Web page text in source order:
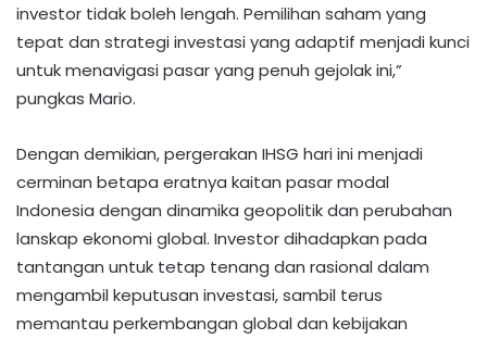
investor tidak boleh lengah. Pemilihan saham yang
tepat dan strategi investasi yang adaptif menjadi kunci
untuk menavigasi pasar yang penuh gejolak ini,”
pungkas Mario.
Dengan demikian, pergerakan IHSG hari ini menjadi
cerminan betapa eratnya kaitan pasar modal
Indonesia dengan dinamika geopolitik dan perubahan
lanskap ekonomi global. Investor dihadapkan pada
tantangan untuk tetap tenang dan rasional dalam
mengambil keputusan investasi, sambil terus
memantau perkembangan global dan kebijakan